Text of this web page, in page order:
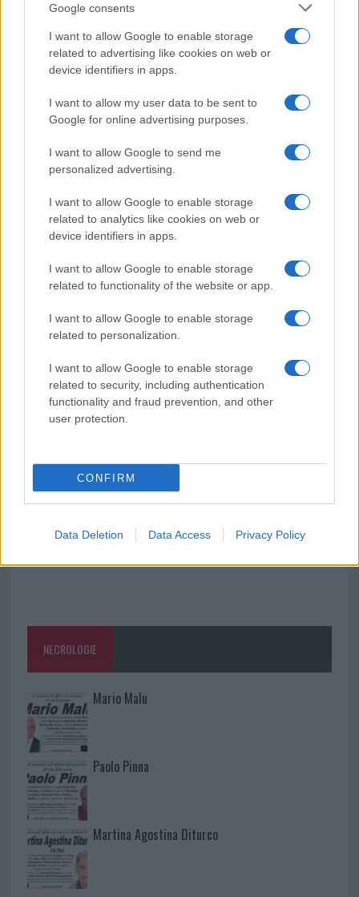
Google consents
I want to allow Google to enable storage
related to advertising like cookies on web or
device identifiers in apps.
I want to allow my user data to be sent to
Google for online advertising purposes.
I want to allow Google to send me
personalized advertising.
I want to allow Google to enable storage
related to analytics like cookies on web or
device identifiers in apps.
I want to allow Google to enable storage
related to functionality of the website or app.
I want to allow Google to enable storage
related to personalization.
I want to allow Google to enable storage
related to security, including authentication
functionality and fraud prevention, and other
user protection.
CONFIRM
Data Deletion Data Access Privacy Policy
Le previsioni meteo per il weekend a Olbia e in
Gallura
vivo: un amico vip svela come fa
Calangianus, dopo le polemiche il centro
accoglienza minori chiude
Olbia, divieto di sosta contro spaccio e degrado:
esplode la protesta
Pausa caffè impeccabile: come scegliere la
Monte Pino, la fine di un lungo dolore: storia e
rinascita della strada che segnò la Gallura
Raid nelle campagne di Berchidda, rischio per
NECROLOGIE
Mario Malu
Paolo Pinna
Martina Agostina Diturco